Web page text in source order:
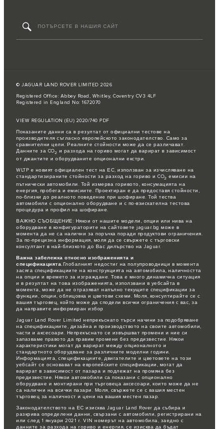
© JAGUAR LAND ROVER LIMITED 2026
Registered Office: Abbey Road, Whitley, Coventry CV3 4LF
Registered in England No: 1672070
VIEW REGULATION (EU) 2020/740 PDF
Показаните данни са в резултат от официални тестове на
производителя съгласно европейското законодателство. Само за
сравнителни цели. Реалните стойности може да се различават.
Данните за CO2 и разхода на гориво могат да варират в зависимост
от джантите и оборудваните опционални екстри.
WLTP е новият официален тест на ЕС, използван за изчисляване на
стандартизираните стойности за разход на гориво и CO2 емисии на
пътнически автомобили. Той измерва горивото, консумацията на
енергия, пробега и емисиите. Проектиран е да предоставя стойности,
по-близки до реалното поведение при шофиране. Той тества
автомобили с опционално оборудване и с по-взискателна тестова
процедура и профил на шофиране.
ВАЖНО СЪОБЩЕНИЕ: Някои от нашите модели, опции или нива на
оборудване в конфигураторите на сайтовете jaguar.bg може в
момента да не са налични за поръчка поради продуктови ограничения.
За по-прецизна информация, моля да се свържете с търговски
консултант в най-близкото до Вас дилърство на Jaguar.
Важна забележка относно изображенията и
спецификацията.Глобалният недостиг на полупроводници в момента
засяга спецификациите на конструкцията на автомобила, наличността
на опции и времето за изграждане. Това е много динамична ситуация
и в резултат на това изображенията, използвани в уебсайта в
момента, може да не отразяват напълно текущите спецификации за
функции, опции, облицовка и цветови схеми. Моля, консултирайте се с
вашия търговец, който може да сподели всички ограничения с вас, за
да направите информиран избор
Jaguar Land Rover Limited непрекъснато търси начини за подобряване
на спецификациите, дизайна и производството на своите автомобили,
части и аксесоари. Непрекъснато се извършват промени и ние си
запазваме правото да правим промени без предизвестие. Някои
характеристики могат да варират между опционалното и
стандартното оборудване за различните моделни години.
Информацията, спецификациите, двигателите и цветовете на този
уебсайт се основават на европейските спецификации, могат да
варират в зависимост от пазара и подлежат на промяна без
предизвестие. Някои автомобили са показани с опционално
оборудване и монтирани при търговеца аксесоари, които може да не
са налични на всички пазари. Моля, свържете се с вашия местен
търговец за наличност и цени на вашия местен пазар.
Законодателството на ЕС изисква Jaguar Land Rover да събира и
разкрива определени данни, свързани с автомобили, регистрирани на
или след 1 януари 2021 г. VIN номерът на автомобила, заедно с
данните за разхода на гориво и енергия, се изисква да бъдат